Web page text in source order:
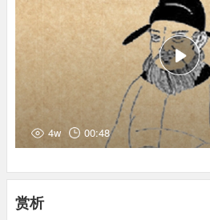
新封侯：指是时宇文氏新任判官。
前月：上月。
安西：指安西节度使治所龟兹镇（今
都护：指高仙芝。唐高宗时于龟兹置安
领府事。玄宗时更置安西节度使，治
安西都护，故称安西节度使为都护。
西州：治所在今新疆吐鲁番东南哈拉和
沙碛：指沙漠、戈壁。
终朝：从早到晚。
奉：接受并执行。
塞垣：边关城墙。
4w 00:48
赏析